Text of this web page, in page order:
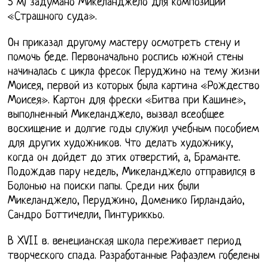
5 м) задумано Микеланджело для композиции
«Страшного суда».
Он приказал другому мастеру осмотреть стену и
помочь беде. Первоначально роспись южной стены
начиналась с цикла фресок Перуджино на тему жизни
Моисея, первой из которых была картина «Рождество
Моисея». Картон для фрески «Битва при Кашине»,
выполненный Микеланджело, вызвал всеобщее
восхищение и долгие годы служил учебным пособием
для других художников. Что делать художнику,
когда он дойдет до этих отверстий, а, Браманте.
Подождав пару недель, Микеланджело отправился в
Болонью на поиски папы. Среди них были
Микеланджело, Перуджино, Доменико Гирландайо,
Сандро Боттичелли, Пинтуриккьо.
В XVII в. венецианская школа переживает период
творческого спада. Разработанные Рафаэлем гобелены